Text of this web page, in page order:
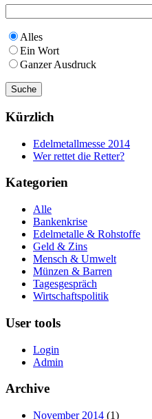
Alles
Ein Wort
Ganzer Ausdruck
Kürzlich
Edelmetallmesse 2014
Wer rettet die Retter?
Kategorien
Alle
Bankenkrise
Edelmetalle & Rohstoffe
Geld & Zins
Mensch & Umwelt
Münzen & Barren
Tagesgespräch
Wirtschaftspolitik
User tools
Login
Admin
Archive
November 2014 (1)